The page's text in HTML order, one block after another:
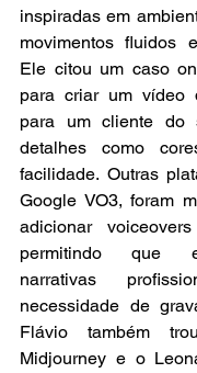
inspiradas em
movimentos fluidos
Ele citou um caso
para criar um vídeo
para um cliente do
detalhes como
facilidade. Outras
Google VO3, foram
adicionar
permitindo que
narrativas
necessidade de
Flávio também
Midjourney e o